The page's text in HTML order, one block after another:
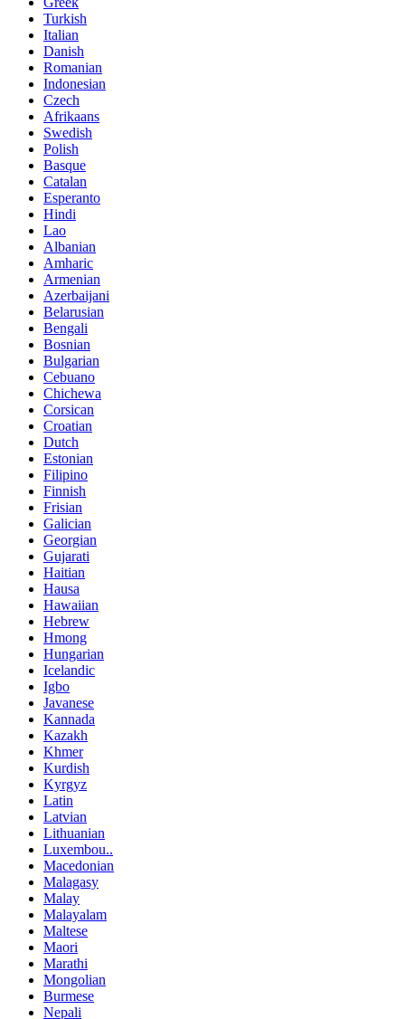
Turkish
Italian
Danish
Romanian
Indonesian
Czech
Afrikaans
Swedish
Polish
Basque
Catalan
Esperanto
Hindi
Lao
Albanian
Amharic
Armenian
Azerbaijani
Belarusian
Bengali
Bosnian
Bulgarian
Cebuano
Chichewa
Corsican
Croatian
Dutch
Estonian
Filipino
Finnish
Frisian
Galician
Georgian
Gujarati
Haitian
Hausa
Hawaiian
Hebrew
Hmong
Hungarian
Icelandic
Igbo
Javanese
Kannada
Kazakh
Khmer
Kurdish
Kyrgyz
Latin
Latvian
Lithuanian
Luxembou..
Macedonian
Malagasy
Malay
Malayalam
Maltese
Maori
Marathi
Mongolian
Burmese
Nepali